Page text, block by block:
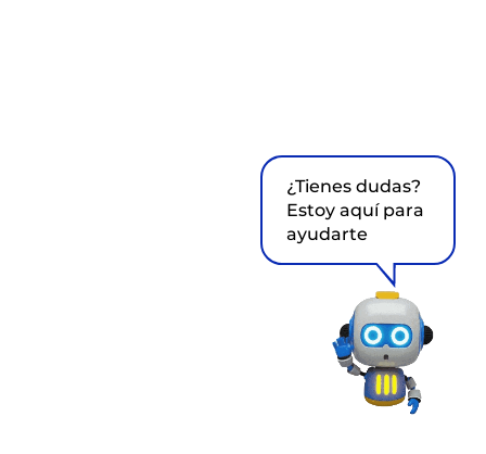
¿Tienes dudas?
Estoy aquí para
ayudarte